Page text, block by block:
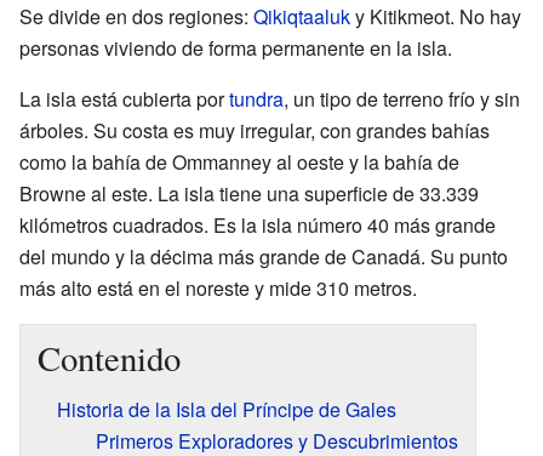
Se divide en dos regiones: Qikiqtaaluky Kitikmeot. No hay
personas viviendo de forma permanente en la isla.
La isla está cubierta portundra, un tipo de terreno frío y sin
árboles. Su costa es muy irregular, con grandes bahías
como la bahía de Ommanney al oeste y la bahía de
Browne al este. La isla tiene una superficie de 33.339
kilómetros cuadrados. Es la isla número 40 más grande
del mundo y la décima más grande de Canadá. Su punto
más alto está en el noreste y mide 310 metros.
Contenido
Historia de la Isla del Príncipe de Gales
Primeros Exploradores y Descubrimientos